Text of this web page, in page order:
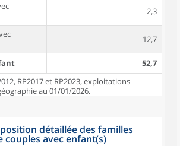
2,3
12,7
52,7
RP2017 et RP2023, exploitations
au 01/01/2026.
détaillée des familles
couples avec enfant(s)